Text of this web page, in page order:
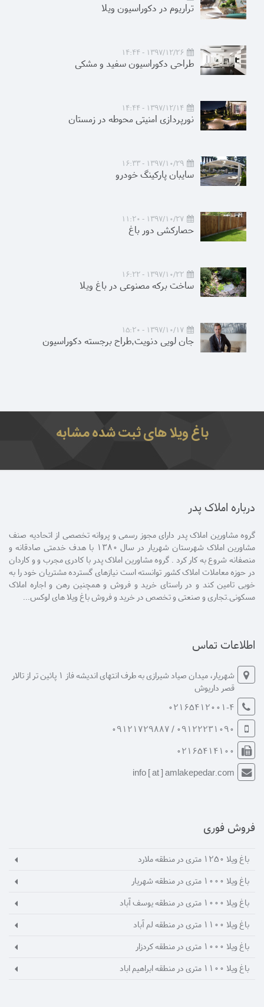
تراریوم در دکوراسیون ویلا
1397/12/26 - 14:44
طراحی دکوراسیون سفید و مشکی
1397/12/14 - 14:44
نورپردازی امنیتی محوطه در زمستان
1397/10/29 - 16:33
سایبان پارکینگ خودرو
1397/10/27 - 11:20
حصارکشی دور باغ
1397/10/22 - 16:22
ساخت برکه مصنوعی در باغ ویلا
1397/10/17 - 15:20
جان لویی دنویت,طراح برجسته دکوراسیون
باغ ویلا های ثبت شده مشابه
درباره املاک پدر
گروه مشاورین املاک پدر دارای مجوز رسمی و پروانه تخصصی از اتحادیه صنف
مشاورین املاک شهرستان شهریار در سال 1380 با هدف خدمتی صادقانه و
منصفانه شروع به کار کرد . گروه مشاورین املاک پدر با کادری مجرب و و کاردان
در حوزه معاملات املاک کشور توانسته است نیازهای گسترده مشتریان خود را به
خوبی تامین کند و در راستای خرید و فروش و همچنین رهن و اجاره املاک
مسکونی.تجاری و صنعتی و تخصص در خرید و فروش باغ ویلا های لوکس...
اطلاعات تماس
شهریار، میدان صیاد شیرازی به طرف انتهای اندیشه فاز 1 پائین تر از تالار
قصر داریوش
02165412001-4
09122231090 / 09121729887
02165414100
info [ at ] amlakepedar.com
فروش فوری
باغ ویلا 1250 متری در منطقه ملارد
باغ ویلا 1000 متری در منطقه شهریار
باغ ویلا 1000 متری در منطقه یوسف آباد
باغ ویلا 1100 متری در منطقه لم آباد
باغ ویلا 1000 متری در منطقه کردزار
باغ ویلا 1100 متری در منطقه ابراهیم اباد